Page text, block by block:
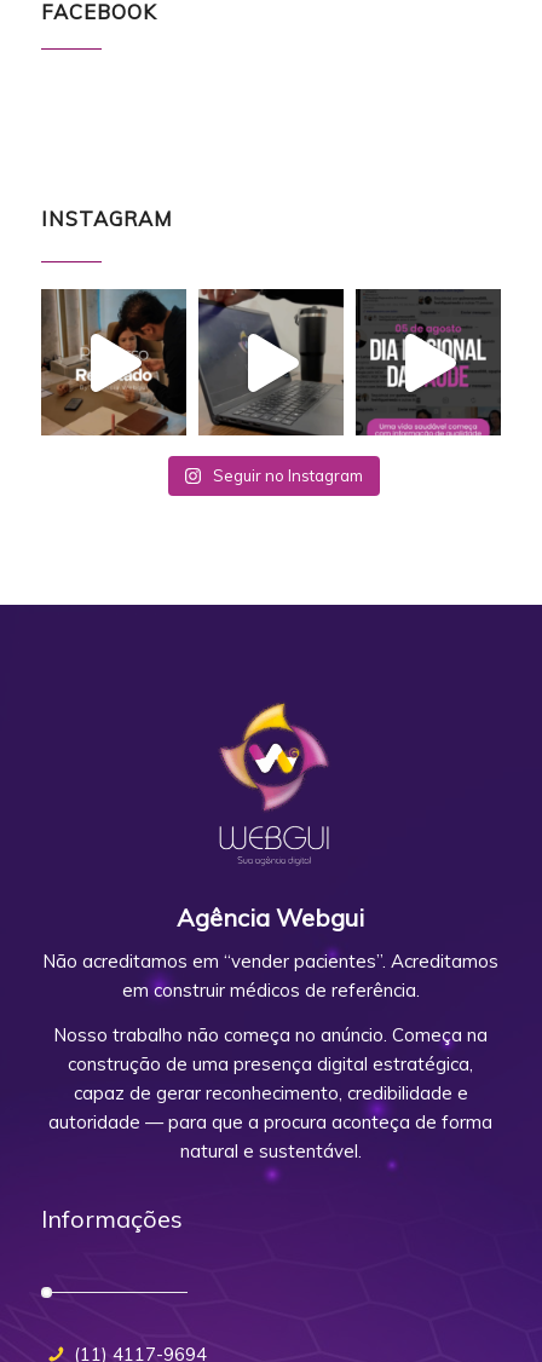
FACEBOOK
INSTAGRAM
Seguir no Instagram
Agência Webgui
Não acreditamos em “vender pacientes”. Acreditamos
em construir médicos de referência.
Nosso trabalho não começa no anúncio. Começa na
construção de uma presença digital estratégica,
capaz de gerar reconhecimento, credibilidade e
autoridade — para que a procura aconteça de forma
natural e sustentável.
Informações
(11) 4117-9694